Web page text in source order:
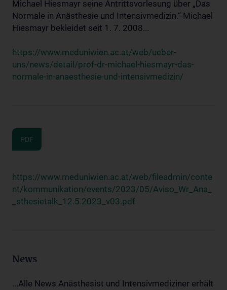
Michael Hiesmayr seine Antrittsvorlesung über „Das
Normale in Anästhesie und Intensivmedizin.“ Michael
Hiesmayr bekleidet seit 1. 7. 2008...
https://www.meduniwien.ac.at/web/ueber-
uns/news/detail/prof-dr-michael-hiesmayr-das-
normale-in-anaesthesie-und-intensivmedizin/
PDF
https://www.meduniwien.ac.at/web/fileadmin/conte
nt/kommunikation/events/2023/05/Aviso_Wr_Ana_
_sthesietalk_12.5.2023_v03.pdf
News
...Alle News Anästhesist und Intensivmediziner erhält